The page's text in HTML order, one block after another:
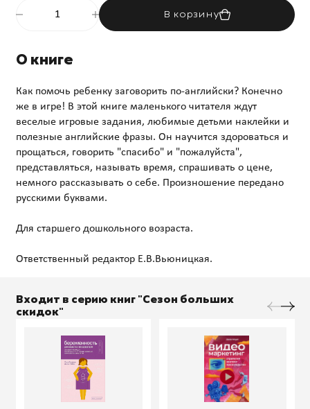
В корзину
О книге
Как помочь ребенку заговорить по-английски? Конечно
же в игре! В этой книге маленького читателя ждут
веселые игровые задания, любимые детьми наклейки и
полезные английские фразы. Он научится здороваться и
прощаться, говорить "спасибо" и "пожалуйста",
представляться, называть время, спрашивать о цене,
немного рассказывать о себе. Произношение передано
русскими буквами.
Для старшего дошкольного возраста.
Входит в серию книг "Сезон больших
скидок"